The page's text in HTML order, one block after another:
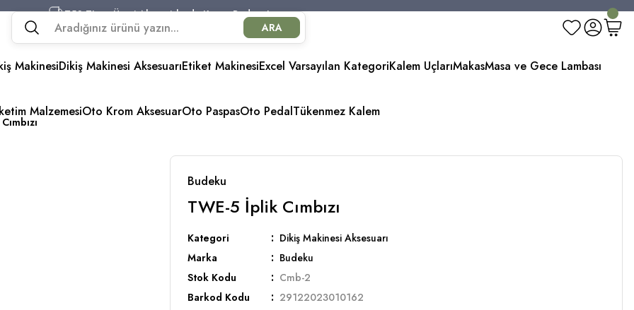
750 TL ve Üzeri Alışverişlerde Kargo Bedava!
750 TL ve Üzeri Alışverişlerde Kargo Bedava!
750 TL ve Üzeri Alışverişlerde Kargo Bedava!
750 TL ve Üzeri Alışverişlerde Kargo Bedava!
ARA
MakinesiDikiş Makinesi AksesuarıEtiket MakinesiExcel Varsayılan KategoriKalem UçlarıMakasMasa ve Gece Lambası
MalzemesiOto Krom AksesuarOto PaspasOto PedalTükenmez Kalem
Budeku
TWE-5 İplik Cımbızı
Kategori
Dikiş Makinesi Aksesuarı
Marka
Budeku
Stok Kodu
Cmb-2
Barkod Kodu
29122023010162